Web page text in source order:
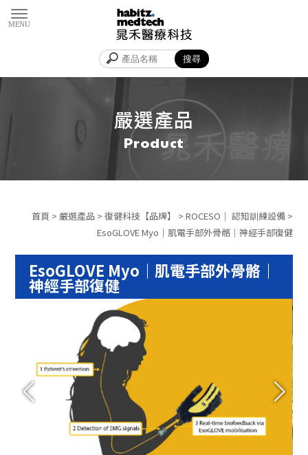
嚴選產品
首頁 > 嚴選產品> 復健科技【品牌】 > ROCESO｜ 認知訓練設備>
EsoGLOVE Myo｜肌電手部外骨骼｜神經手部復健
EsoGLOVE Myo｜肌電手部外骨骼｜
神經手部復健